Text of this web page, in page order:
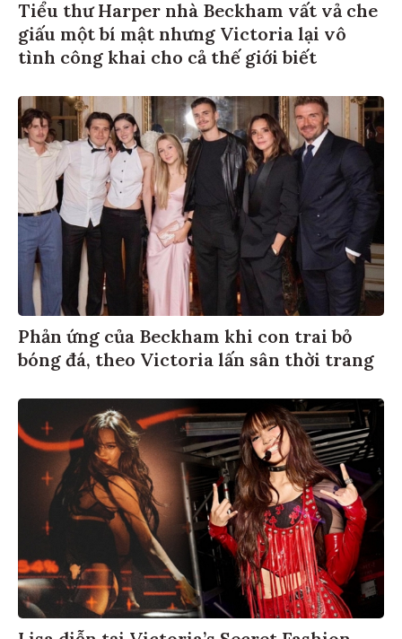
Tiểu thư Harper nhà Beckham vất vả che
giấu một bí mật nhưng Victoria lại vô
tình công khai cho cả thế giới biết
Phản ứng của Beckham khi con trai bỏ
bóng đá, theo Victoria lấn sân thời trang